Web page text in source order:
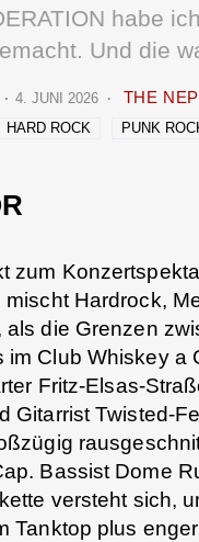
habe
Und die
4. JUNI 2026 THE
HARD ROCK PUNK
zum
mischt Hardrock,
als die Grenzen
im Club Whiskey a
Fritz-Elsas-
Gitarrist Twisted-
Bassist Dome
versteht sich,
Tanktop plus